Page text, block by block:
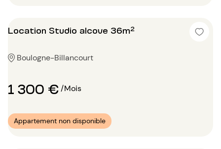
Location Studio alcove 36m²
Boulogne-Billancourt
1 300 €/Mois
Appartement non disponible